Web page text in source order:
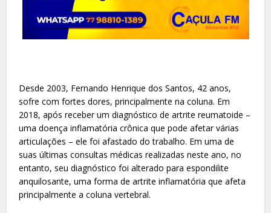
Desde 2003, Fernando Henrique dos Santos, 42 anos,
sofre com fortes dores, principalmente na coluna. Em
2018, após receber um diagnóstico de artrite reumatoide –
uma doença inflamatória crônica que pode afetar várias
articulações – ele foi afastado do trabalho. Em uma de
suas últimas consultas médicas realizadas neste ano, no
entanto, seu diagnóstico foi alterado para espondilite
anquilosante, uma forma de artrite inflamatória que afeta
principalmente a coluna vertebral.